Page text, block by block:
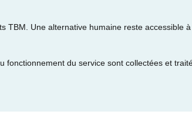
TBM. Une alternative humaine reste accessible
fonctionnement du service sont collectées et